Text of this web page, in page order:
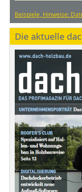
Beispiele, Hinweise:
Die aktuelle